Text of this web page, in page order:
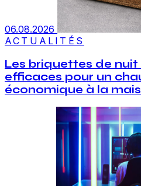
06.08.2026
ACTUALITÉS
Les briquettes de nuit
efficaces pour un
économique à la